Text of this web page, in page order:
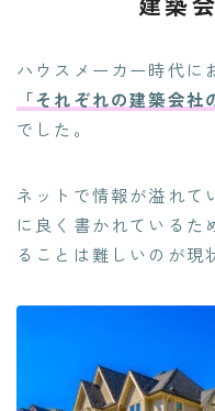
ハウスメーカー時代に
「それぞれの建築会社
でした。
ネットで情報が溢れて
に良く書かれているた
ることは難しいのが現